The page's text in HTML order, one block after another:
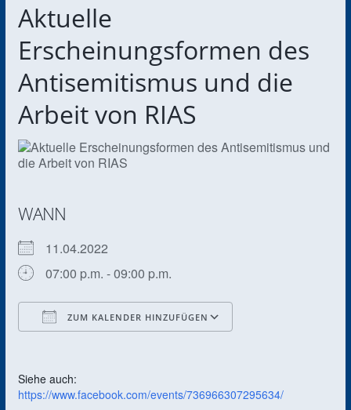
Aktuelle
Erscheinungsformen des
Antisemitismus und die
Arbeit von RIAS
WANN
11.04.2022
07:00 p.m. - 09:00 p.m.
ZUM KALENDER HINZUFÜGEN
Siehe auch:
https://www.facebook.com/events/736966307295634/